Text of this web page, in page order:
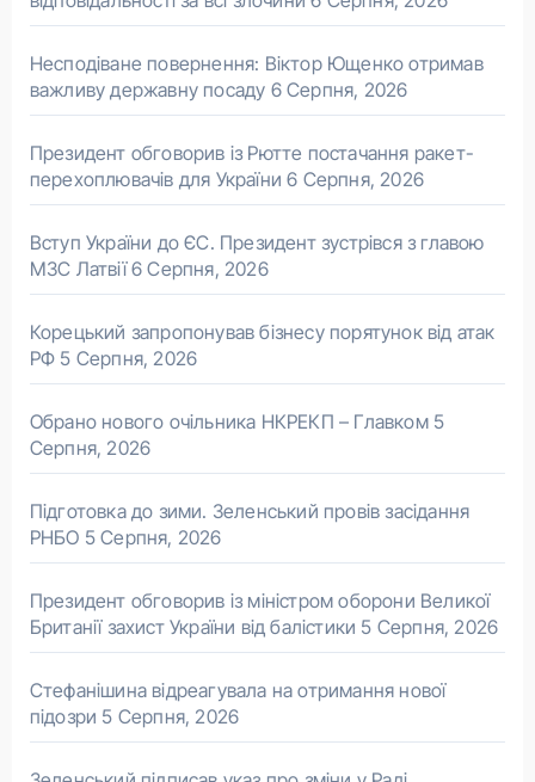
Несподіване повернення: Віктор Ющенко отримав
важливу державну посаду 6 Серпня, 2026
Президент обговорив із Рютте постачання ракет-
перехоплювачів для України 6 Серпня, 2026
Вступ України до ЄС. Президент зустрівся з главою
МЗС Латвії 6 Серпня, 2026
Корецький запропонував бізнесу порятунок від атак
РФ 5 Серпня, 2026
Обрано нового очільника НКРЕКП – Главком 5
Серпня, 2026
Підготовка до зими. Зеленський провів засідання
РНБО 5 Серпня, 2026
Президент обговорив із міністром оборони Великої
Британії захист України від балістики 5 Серпня, 2026
Стефанішина відреагувала на отримання нової
підозри 5 Серпня, 2026